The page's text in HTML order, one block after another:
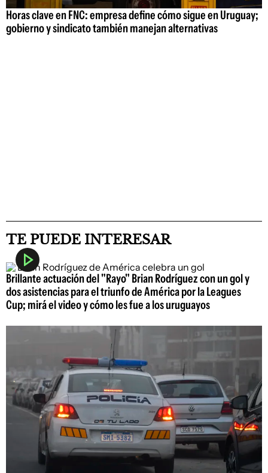
Horas clave en FNC: empresa define cómo sigue en Uruguay;
gobierno y sindicato también manejan alternativas
TE PUEDE INTERESAR
Brillante actuación del "Rayo" Brian Rodríguez con un gol y
dos asistencias para el triunfo de América por la Leagues
Cup; mirá el video y cómo les fue a los uruguayos